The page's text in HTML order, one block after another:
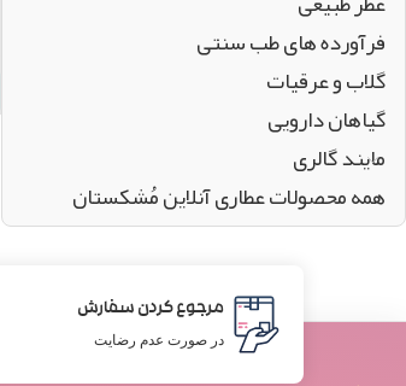
فرآورده های طب سنتی
گلاب و عرقیات
گیاهان دارویی
مایند گالری
همه محصولات عطاری آنلاین مُشکستان
مرجوع کردن سفارش
در صورت عدم رضایت